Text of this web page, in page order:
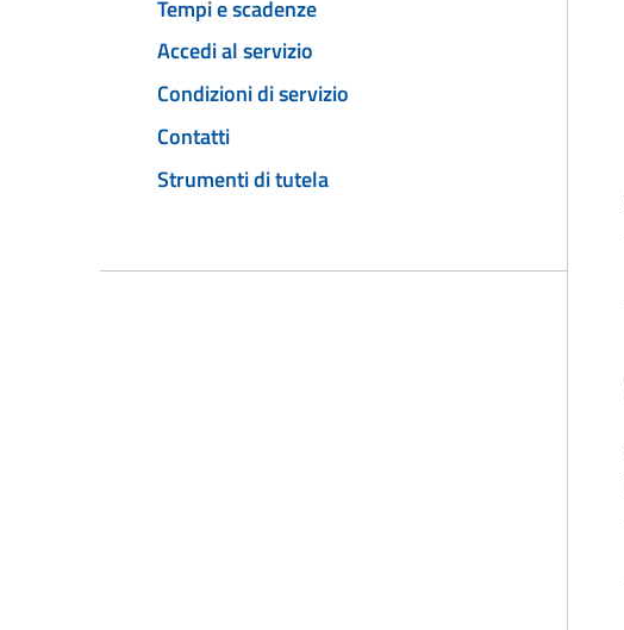
Tempi e scadenze
Accedi al servizio
Condizioni di servizio
Contatti
Strumenti di tutela